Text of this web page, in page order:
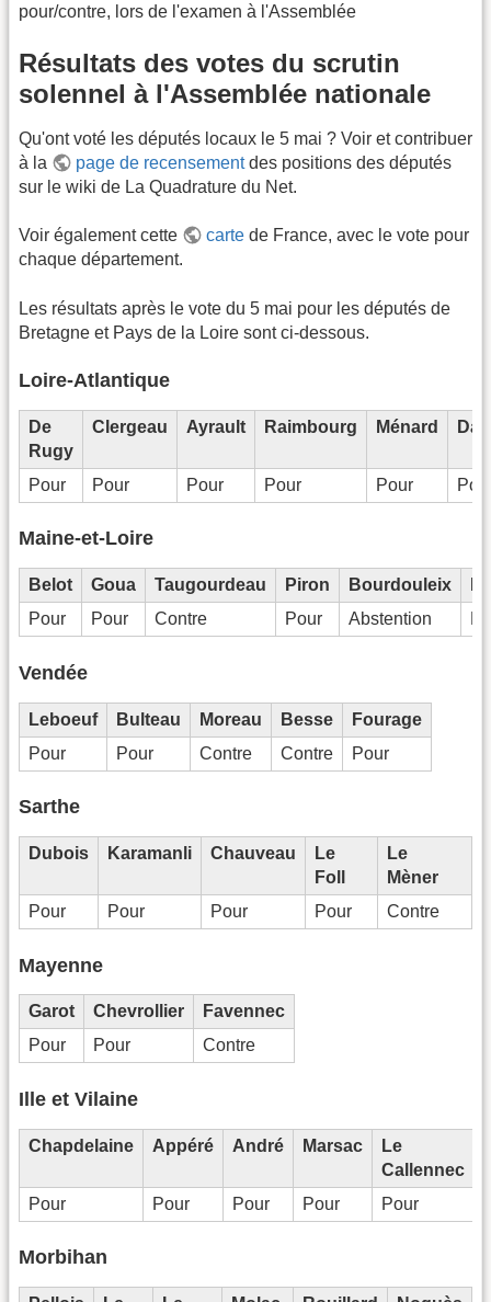
pour/contre, lors de l'examen à l'Assemblée
Résultats des votes du scrutin
solennel à l'Assemblée nationale
Qu'ont voté les députés locaux le 5 mai ? Voir et contribuer
à la
page de recensementdes positions des députés
sur le wiki de La Quadrature du Net.
Voir également cette carte de France, avec le vote pour
chaque département.
Les résultats après le vote du 5 mai pour les députés de
Bretagne et Pays de la Loire sont ci-dessous.
Loire-Atlantique
De
Rugy
Clergeau Ayrault Raimbourg Ménard
Pour Pour Pour Pour Pour
Maine-et-Loire
Belot Goua Taugourdeau Piron Bourdouleix
Pour
Pour Contre Pour Abstention
Vendée
Leboeuf Bulteau Moreau Besse
Fourage
Pour
Pour Contre Contre Pour
Sarthe
Dubois Karamanli Chauveau
Le
Foll
Le
Mèner
Pour
Pour Pour Pour Contre
Mayenne
Garot Chevrollier
Favennec
Pour
Pour Contre
Ille et Vilaine
Chapdelaine Appéré André Marsac
Le
Callennec
Pour Pour Pour Pour Pour
Morbihan